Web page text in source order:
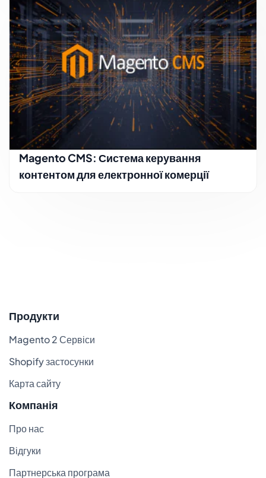
Magento CMS: Система керування
контентом для електронної комерції
Продукти
Magento 2 Сервіси
Shopify застосунки
Карта сайту
Компанія
Про нас
Відгуки
Партнерська програма